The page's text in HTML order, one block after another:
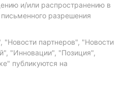
и/или распространению в
разрешения
партнеров", "Новости
"Инновации", "Позиция",
публикуются на